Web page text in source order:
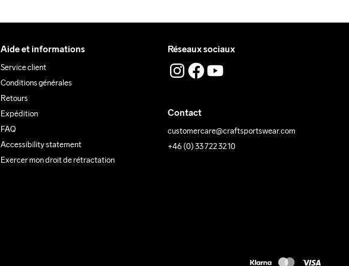
Aide et informations
Service client
Conditions générales
Retours
Expédition
FAQ
Accessibility statement
Exercer mon droit de rétractation
Réseaux sociaux
Contact
customercare@craftsportswear.com
+46 (0) 33 722 32 10